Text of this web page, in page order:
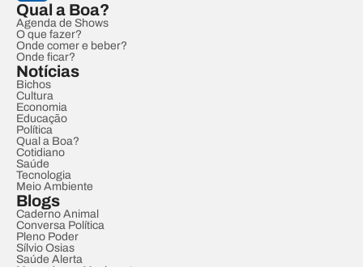
Qual a Boa?
Agenda de Shows
O que fazer?
Onde comer e beber?
Onde ficar?
Notícias
Bichos
Cultura
Economia
Educação
Política
Qual a Boa?
Cotidiano
Saúde
Tecnologia
Meio Ambiente
Blogs
Caderno Animal
Conversa Política
Pleno Poder
Sílvio Osias
Saúde Alerta